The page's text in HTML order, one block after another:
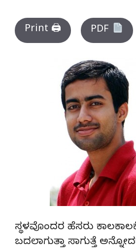
Print 🖨 PDF
ಸ್ಥಳವೊಂದರ ಹೆಸರು
ಬದಲಾಗುತ್ತಾ ಸಾಗುತ್ತೆ